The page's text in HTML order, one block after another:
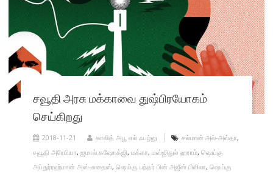
சவூதி அரசு மக்காவை துஷ்பிரயோகம்
செய்கிறது
2018-11-21 காலித் அபூ எல் ஃபழ்லு சல்மான் அல்-அவ்தா,
சவூதி அரேபியா, ஜமால் கஷோக்ஜி, மக்கா, மஸ்ஜிதுல் ஹராம், ஷெய்கு
அப்துர்ரஹ்மான் அஸ்-சுதைஸ், ஷெய்கு பந்தர் பின் அஜீஸ் பிலிலா, ஷெய்கு